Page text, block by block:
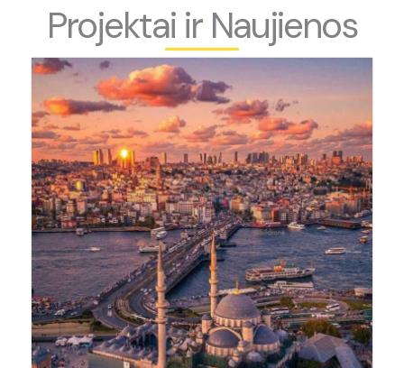
Projektai ir Naujienos